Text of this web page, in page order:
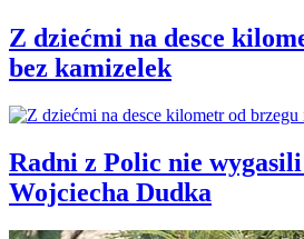
Z dziećmi na desce
bez kamizelek
Radni z Polic nie
Wojciecha Dudka